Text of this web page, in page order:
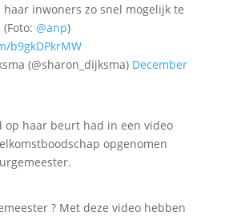
inwoners zo snel mogelijk te
@anp)
b9gkDPkrMW
(@sharon_dijksma) December
op haar beurt had in een video
opgenomen
? Met deze video hebben